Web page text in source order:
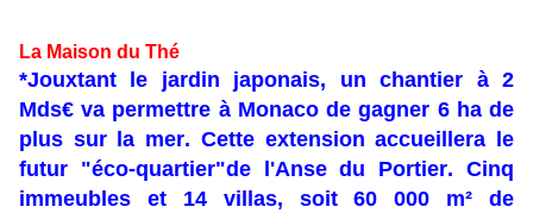
La Maison du Thé
*Jouxtant le jardin japonais, un chantier à 2
Mds€ va permettre à Monaco de gagner 6 ha de
plus sur la mer. Cette extension accueillera le
futur "éco-quartier"de l'Anse du Portier. Cinq
immeubles et 14 villas, soit 60 000 m² de